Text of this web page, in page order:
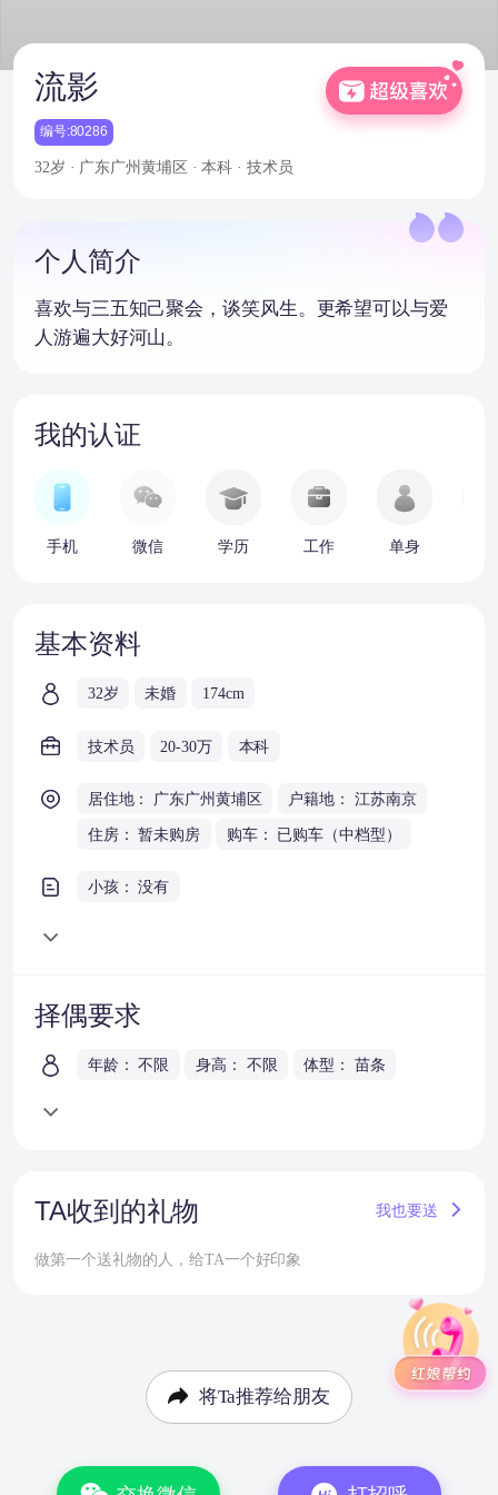
流影
编号:80286
32岁 · 广东广州黄埔区 · 本科 · 技术员
个人简介
喜欢与三五知己聚会，谈笑风生。更希望可以与爱
人游遍大好河山。
我的认证
手机 微信 学历 工作 单身
基本资料
32岁 未婚 174cm
技术员 20-30万 本科
居住地： 广东广州黄埔区 户籍地： 江苏南京
住房： 暂未购房 购车： 已购车（中档型）
小孩： 没有
择偶要求
年龄： 不限 身高： 不限 体型： 苗条
TA收到的礼物 我也要送
做第一个送礼物的人，给TA一个好印象
将Ta推荐给朋友